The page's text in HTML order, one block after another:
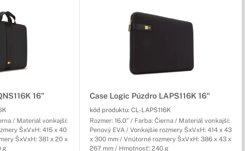
16"
/ Materiál vonkajší:
ŠxVxH: 415 x 40
ŠxVxH: 381 x 20 x
g
Case Logic Púzdro LAPS116K 16"
kód produktu: CL-LAPS116K
Rozmer: 16,0" / Farba: Čierna / Materiál vonkajší:
Penový EVA / Vonkajšie rozmery ŠxVxH: 414 x 43
x 300 mm / Vnútorné rozmery ŠxVxH: 386 x 43 x
267 mm / Hmotnosť: 240 g